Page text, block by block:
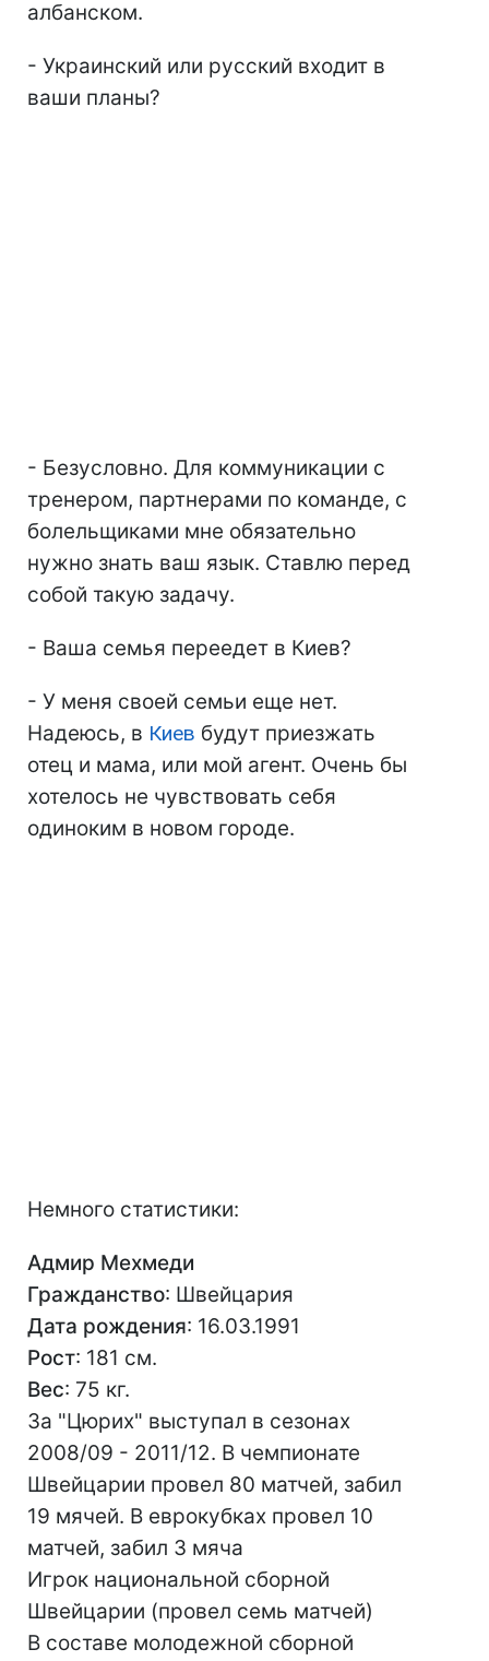
албанском.
- Украинский или русский входит в
ваши планы?
- Безусловно. Для коммуникации с
тренером, партнерами по команде, с
болельщиками мне обязательно
нужно знать ваш язык. Ставлю перед
собой такую задачу.
- Ваша семья переедет в Киев?
- У меня своей семьи еще нет.
Надеюсь, в Киев будут приезжать
отец и мама, или мой агент. Очень бы
хотелось не чувствовать себя
одиноким в новом городе.
Немного статистики:
Адмир Мехмеди
Гражданство: Швейцария
Дата рождения: 16.03.1991
Рост: 181 см.
Вес: 75 кг.
За "Цюрих" выступал в сезонах
2008/09 - 2011/12. В чемпионате
Швейцарии провел 80 матчей, забил
19 мячей. В еврокубках провел 10
матчей, забил 3 мяча
Игрок национальной сборной
Швейцарии (провел семь матчей)
В составе молодежной сборной